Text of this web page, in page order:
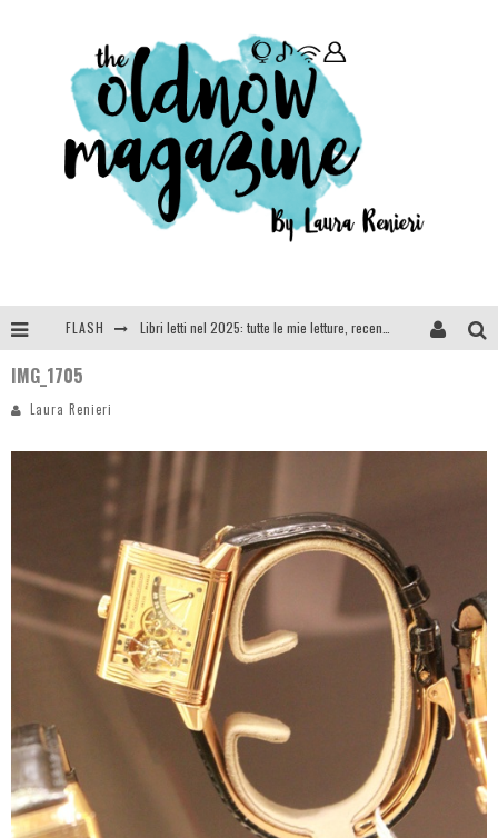
FLASH
IMG_1705
Laura Renieri